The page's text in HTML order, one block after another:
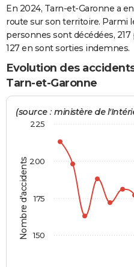
Destinations
City break
Voyage nature
Voyage de noces
Forum
Climat
+
GUIDES D'ACHAT
BONS PLANS
CARTE DE VOEUX
Carte de Noël
Carte Bonne année
Carte Saint-Valentin
Carte Pâques
Carte d'anniversaire
DICTIONNAIRE
COPAINS D'AVANT
S'inscrire
Se connecter
Lycées
Collèges
Primaires
Universités
Entreprises
Service militaire
Avis de recherche
AVIS DE DÉCÈS
FORUM
Bricolage
Lifestyle
Culture
Sport
Auto
Television
Voyage
Cinema
En 2024, Tarn-et-Garonne a
route sur son territoire. Parmi
personnes sont décédées,
127 en sont sorties indemnes.
Evolution des
Tarn-et-Garonne
Nombre d'accidents
(source : ministère de
150
175
200
225